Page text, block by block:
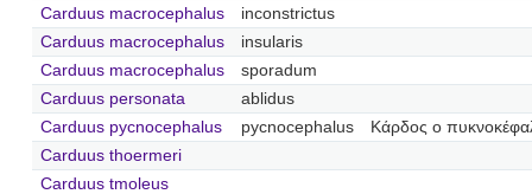
Carduus macrocephalus
inconstrictus
Carduus macrocephalus
insularis
Carduus macrocephalus
sporadum
Carduus personata
ablidus
Carduus pycnocephalus
pycnocephalus
Κάρδος ο
Carduus thoermeri
Carduus tmoleus